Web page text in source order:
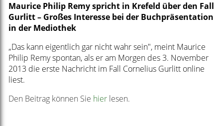
Maurice Philip Remy spricht in Krefeld über den Fall
Gurlitt – Großes Interesse bei der Buchpräsentation
in der Mediothek
„Das kann eigentlich gar nicht wahr sein", meint Maurice
Philip Remy spontan, als er am Morgen des 3. November
2013 die erste Nachricht im Fall Cornelius Gurlitt online
liest.
Den Beitrag können Sie hierlesen.